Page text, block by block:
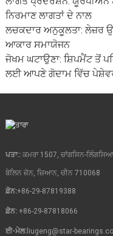
ਨਿਰਮਾਣ ਲਾਗਤਾਂ ਦੇ ਨਾਲ
ਲਚਕਦਾਰ ਅਨੁਕੂਲਤਾ: ਲੇਜ਼ਰ
ਆਕਾਰ ਸਮਾਯੋਜਨ
ਜੋਖਮ ਘਟਾਉਣਾ: ਸ਼ਿਪਮੈਂਟ ਤੋਂ
ਲਈ ਆਪਣੇ ਗੋਦਾਮ ਵਿੱਚ
ਪਤਾ::ਕਮਰਾ 1507, ਚਾਂਗਸਿਨ-
ਬੇਲਿਨ ਜ਼ੋਨ, ਜ਼ਿਆਨ, ਚੀਨ 710068
ਫ਼ੋਨ:+86-29-87819388
ਫ਼ੋਨ: +86-29-87818066
ਈ-ਮੇਲ:liugeng@star-